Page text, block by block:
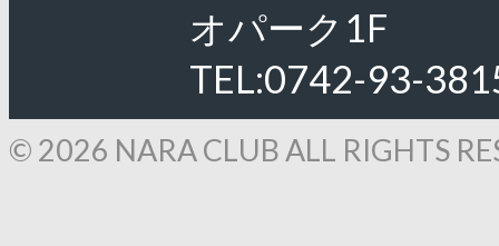
オパーク1F
TEL:0742-93-
© 2026 NARA CLUB ALL RIGHTS